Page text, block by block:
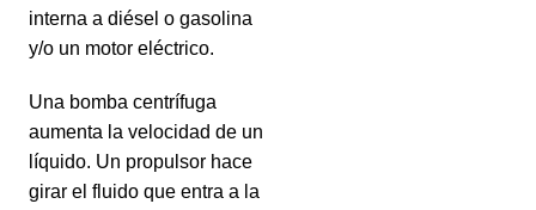
interna a diésel o gasolina
y/o un motor eléctrico.
Una bomba centrífuga
aumenta la velocidad de un
líquido. Un propulsor hace
girar el fluido que entra a la